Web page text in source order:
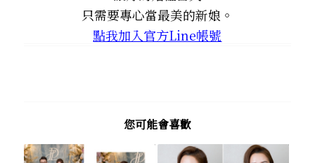
只需要專心當最美的新娘。
點我加入官方Line帳號
您可能會喜歡